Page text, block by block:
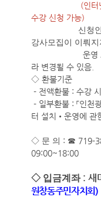
(인터넷 정원
수강 신청 가능)
신청인원이
강사모집이 이뤄
운영 프로그
라 변경될 수 있음.
◇환불기준
- 전액환불 : 수강
- 일부환불 : 「인천
터 설치•운영에 관
◇ 문 의 : ☎ 719-
09:00~18:00
◇ 입금계좌 : 새
원창동주민자치회)